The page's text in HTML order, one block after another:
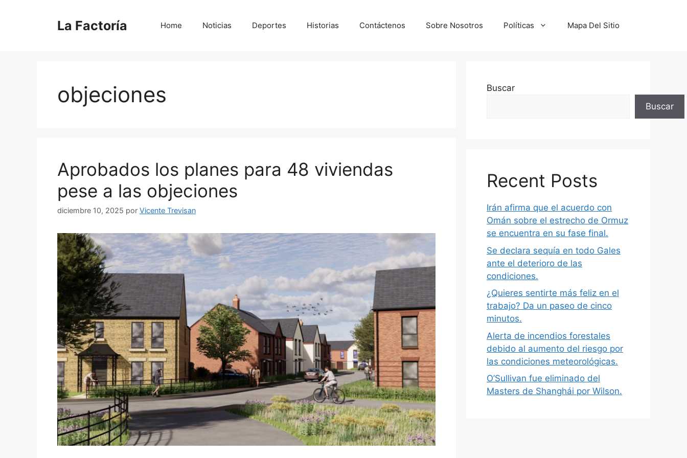
La Factoría Home Noticias Deportes Historias Contáctenos Sobre Nosotros Políticas Mapa Del Sitio
objeciones
Aprobados los planes para 48 viviendas
pese a las objeciones
diciembre 10, 2025 por Vicente Trevisan
Buscar
Buscar
Recent Posts
Irán afirma que el acuerdo con
Omán sobre el estrecho de Ormuz
se encuentra en su fase final.
Se declara sequía en todo Gales
ante el deterioro de las
condiciones.
¿Quieres sentirte más feliz en el
trabajo? Da un paseo de cinco
minutos.
Alerta de incendios forestales
debido al aumento del riesgo por
las condiciones meteorológicas.
O’Sullivan fue eliminado del
Masters de Shanghái por Wilson.